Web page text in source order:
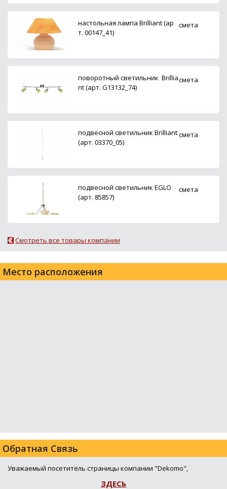
настольная лампа Brilliant (ар
т. 00147_41)
смета
поворотный светильник Brillia
nt (арт. G13132_74)
смета
подвесной светильник Brilliant
(арт. 03370_05)
смета
подвесной светильник EGLO
(арт. 85857)
смета
Смотреть все товары компании
Место расположения
Обратная Связь
Уважаемый посетитель страницы компании "Dekomo",
ЗДЕСЬ